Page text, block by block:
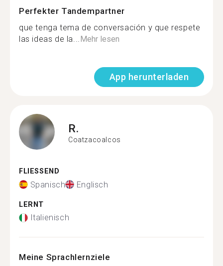
Perfekter Tandempartner
que tenga tema de conversación y que respete
las ideas de la...Mehr lesen
App herunterladen
R.
Coatzacoalcos
FLIESSEND
Spanisch Englisch
LERNT
Italienisch
Meine Sprachlernziele